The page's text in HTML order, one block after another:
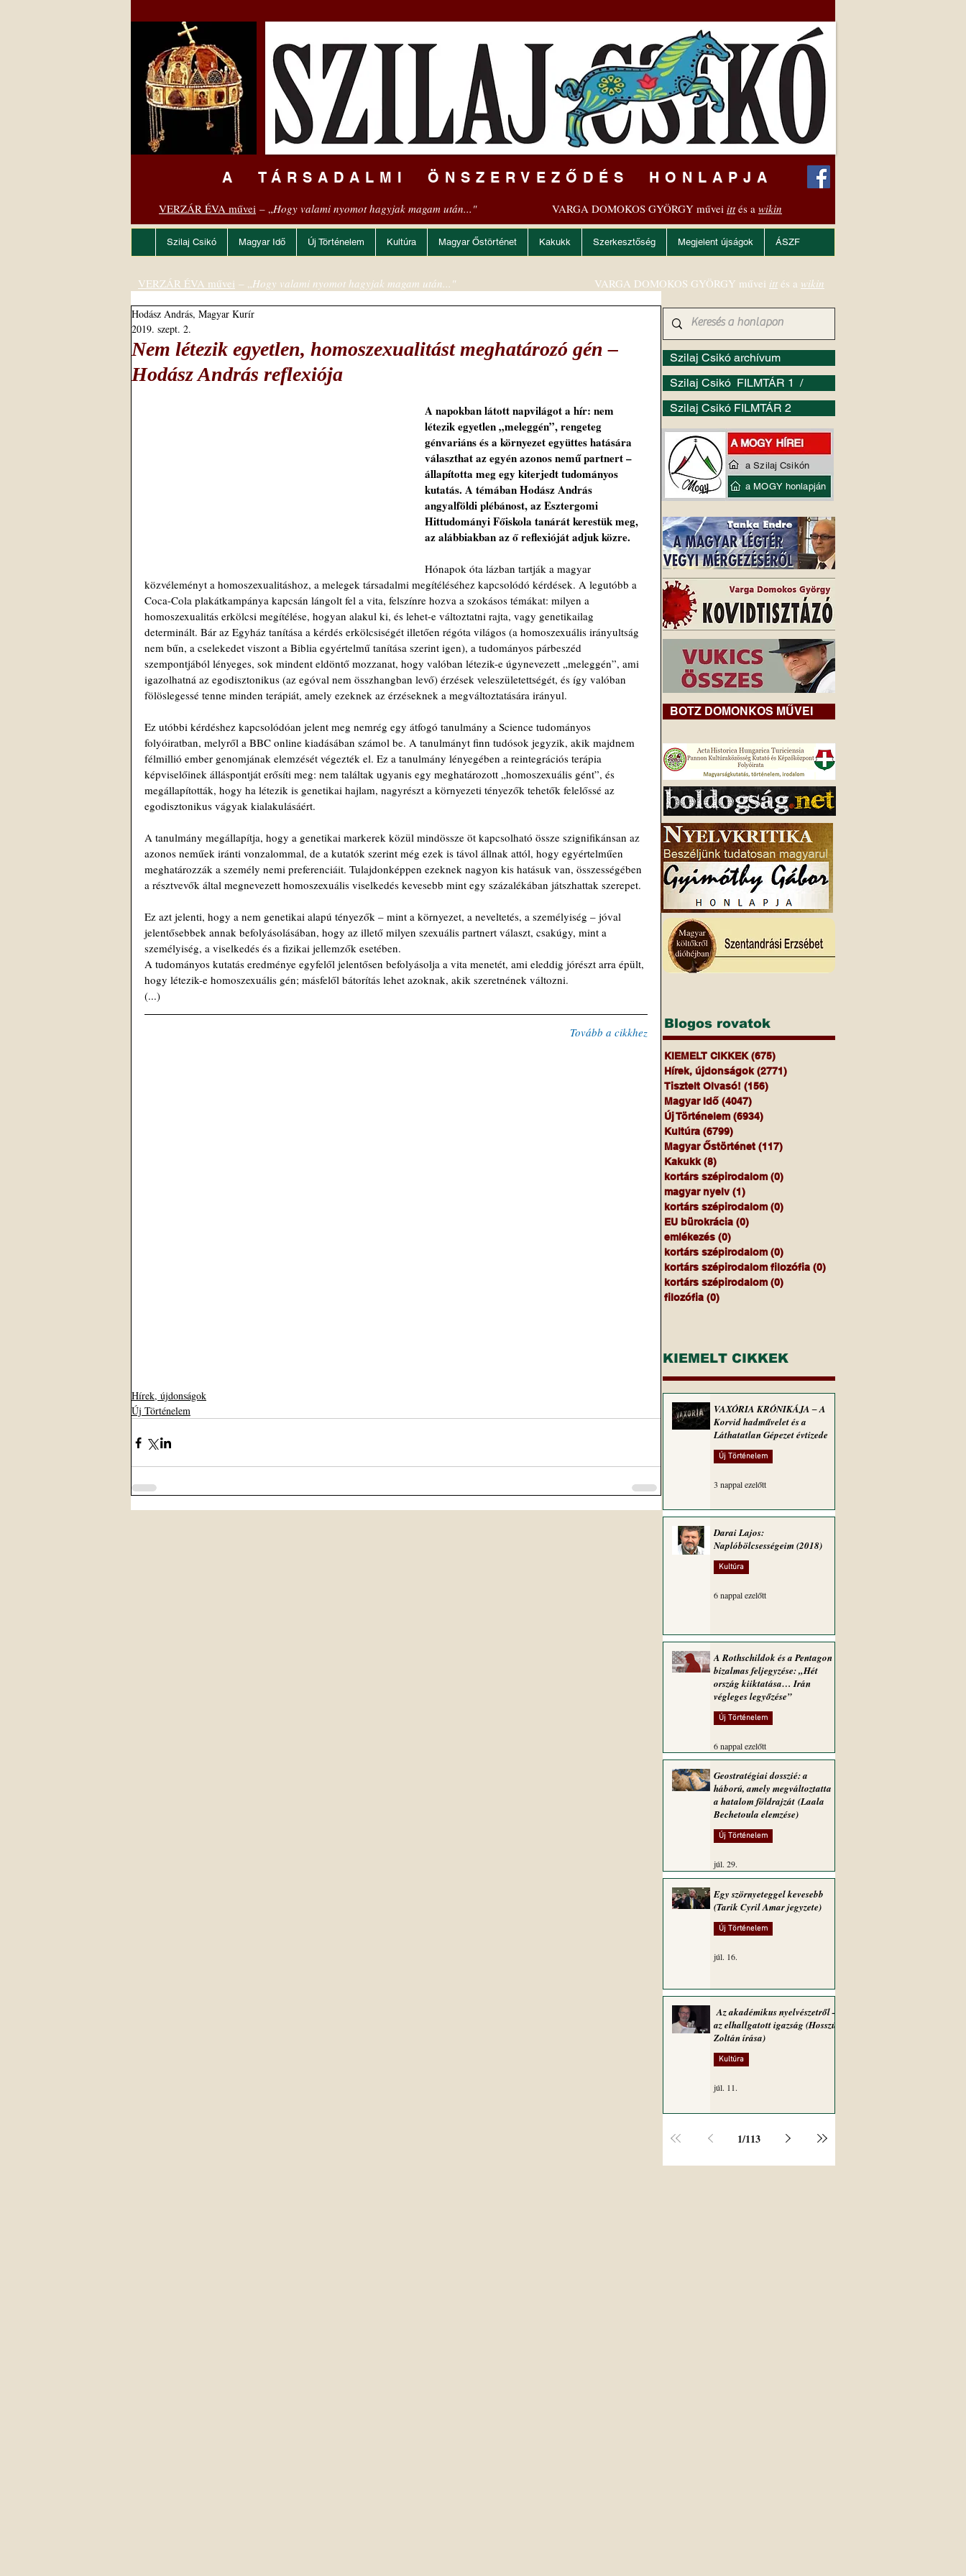
A TÁRSADALMI ÖNSZERVEZŐDÉS HONLAPJA
VERZÁR ÉVA művei – „Hogy valami nyomot hagyjak magam után..." VARGA DOMOKOS GYÖRGY művei ittés a wikin
Szilaj Csikó Magyar Idő Új Történelem Kultúra Magyar Őstörténet Kakukk Szerkesztőség Megjelent újságok ÁSZF
Nem létezik egyetlen, homoszexualitást meghatározó gén –
Hodász András reflexiója
Hodász András, Magyar Kurír
2019. szept. 2.
A napokban látott napvilágot a hír: nem
létezik egyetlen „meleggén”, rengeteg
génvariáns és a környezet együttes hatására
választhat az egyén azonos nemű partnert –
állapította meg egy kiterjedt tudományos
kutatás. A témában Hodász András
angyalföldi plébánost, az Esztergomi
Hittudományi Főiskola tanárát kerestük meg,
az alábbiakban az ő reflexióját adjuk közre.
Hónapok óta lázban tartják a magyar
közvéleményt a homoszexualitáshoz, a melegek társadalmi megítéléséhez kapcsolódó kérdések. A legutóbb a
Coca-Cola plakátkampánya kapcsán lángolt fel a vita, felszínre hozva a szokásos témákat: milyen a
homoszexualitás erkölcsi megítélése, hogyan alakul ki, és lehet-e változtatni rajta, vagy genetikailag
determinált. Bár az Egyház tanítása a kérdés erkölcsiségét illetően régóta világos (a homoszexuális irányultság
nem bűn, a cselekedet viszont a Biblia egyértelmű tanítása szerint igen), a tudományos párbeszéd
szempontjából lényeges, sok mindent eldöntő mozzanat, hogy valóban létezik-e úgynevezett „meleggén”, ami
igazolhatná az egodisztonikus (az egóval nem összhangban levő) érzések veleszületettségét, és így valóban
fölöslegessé tenne minden terápiát, amely ezeknek az érzéseknek a megváltoztatására irányul.
Ez utóbbi kérdéshez kapcsolódóan jelent meg nemrég egy átfogó tanulmány a Science tudományos
folyóiratban, melyről a BBC online kiadásában számol be. A tanulmányt finn tudósok jegyzik, akik majdnem
félmillió ember genomjának elemzését végezték el. Ez a tanulmány lényegében a reintegrációs terápia
képviselőinek álláspontját erősíti meg: nem találtak ugyanis egy meghatározott „homoszexuális gént”, és
megállapították, hogy ha létezik is genetikai hajlam, nagyrészt a környezeti tényezők tehetők felelőssé az
egodisztonikus vágyak kialakulásáért.
A tanulmány megállapítja, hogy a genetikai markerek közül mindössze öt kapcsolható össze szignifikánsan az
azonos neműek iránti vonzalommal, de a kutatók szerint még ezek is távol állnak attól, hogy egyértelműen
meghatározzák a személy nemi preferenciáit. Tulajdonképpen ezeknek nagyon kis hatásuk van, összességében
a résztvevők által megnevezett homoszexuális viselkedés kevesebb mint egy százalékában játszhattak szerepet.
Ez azt jelenti, hogy a nem genetikai alapú tényezők – mint a környezet, a neveltetés, a személyiség – jóval
jelentősebbek annak befolyásolásában, hogy az illető milyen szexuális partnert választ, csakúgy, mint a
személyiség, a viselkedés és a fizikai jellemzők esetében.
A tudományos kutatás eredménye egyfelől jelentősen befolyásolja a vita menetét, ami eleddig jórészt arra épült,
hogy létezik-e homoszexuális gén; másfelől bátorítás lehet azoknak, akik szeretnének változni.
(...)
Tovább a cikkhez
Hírek, újdonságok
Új Történelem
Szilaj Csikó archívum
Szilaj Csikó FILMTÁR 1 /
Szilaj Csikó FILMTÁR 2
VERZÁR ÉVA művei – „Hogy valami nyomot hagyjak magam után..." VARGA DOMOKOS GYÖRGY művei itt és a wikin
BOTZ DOMONKOS MŰVEI
Blogos rovatok
KIEMELT CIKKEK (675)
Hírek, újdonságok (2771)
Tisztelt Olvasó! (156)
Magyar Idő (4047)
Új Történelem (6934)
Kultúra (6799)
Magyar Őstörténet (117)
Kakukk (8)
kortárs szépirodalom (0)
magyar nyelv (1)
kortárs szépirodalom (0)
EU bürokrácia (0)
emlékezés (0)
kortárs szépirodalom (0)
kortárs szépirodalom filozófia (0)
kortárs szépirodalom (0)
filozófia (0)
KIEMELT CIKKEK
VAXÓRIA KRÓNIKÁJA ‒ A
Korvid hadművelet és a
Láthatatlan Gépezet évtizede
Új Történelem
3 nappal ezelőtt
Darai Lajos:
Naplóbölcsességeim (2018)
Kultúra
6 nappal ezelőtt
A Rothschildok és a Pentagon
bizalmas feljegyzése: „Hét
ország kiiktatása… Irán
végleges legyőzése”
Új Történelem
6 nappal ezelőtt
Geostratégiai dosszié: a
háború, amely megváltoztatta
a hatalom földrajzát (Laala
Bechetoula elemzése)
Új Történelem
júl. 29.
Egy szörnyeteggel kevesebb
(Tarik Cyril Amar jegyzete)
Új Történelem
júl. 16.
Az akadémikus nyelvészetről –
az elhallgatott igazság (Hosszú
Zoltán írása)
Kultúra
júl. 11.
1/113
a Szilaj Csikón
a MOGY honlapján